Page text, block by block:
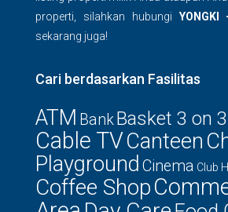
properti, silahkan hubungi
sekarang juga!
Cari berdasarkan Fasilitas
ATM BankBasket 3 on 3
Cable TVCanteen
Playground Cinema Club
Coffee Shop